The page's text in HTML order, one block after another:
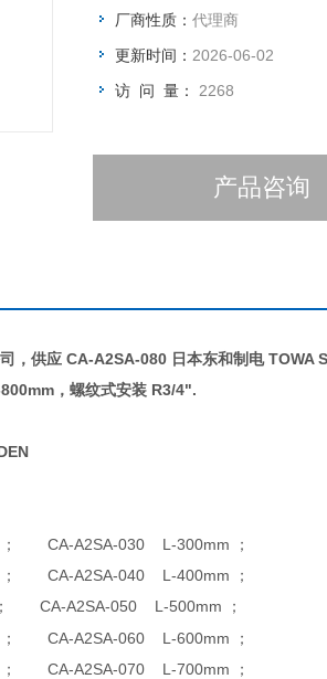
厂商性质： 代理商
更新时间： 2026-06-02
访 问 量： 2268
产品咨询
，供应 CA-A2SA-080 日本东和制电 TOWA
，螺纹式安装 R3/4".
； CA-A2SA-030 L-300mm ；
； CA-A2SA-040 L-400mm ；
；
CA-A2SA-050 L-500mm ；
； CA-A2SA-060 L-600mm ；
； CA-A2SA-070 L-700mm ；